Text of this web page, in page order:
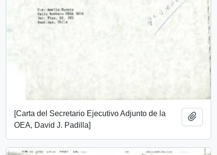
[Carta del Secretario Ejecutivo Adjunto de la
OEA, David J. Padilla]